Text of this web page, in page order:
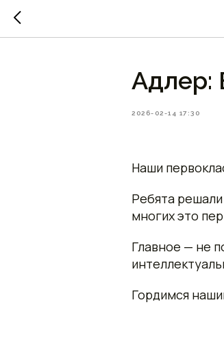
Адлер:
2026-02-14 17:30
Наши
Ребята решали
многих это
Главное — не
Гордимся